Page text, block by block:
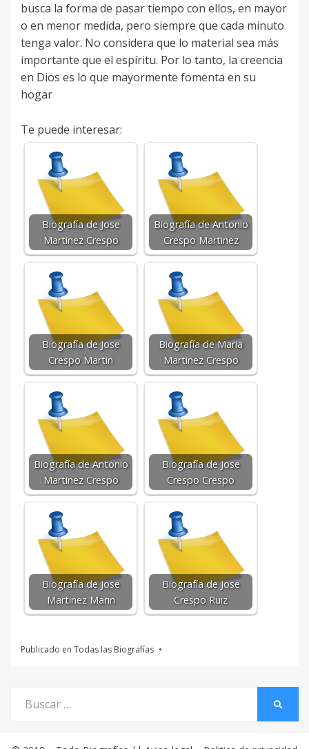
busca la forma de pasar tiempo con ellos, en mayor
o en menor medida, pero siempre que cada minuto
tenga valor. No considera que lo material sea más
importante que el espíritu. Por lo tanto, la creencia
en Dios es lo que mayormente fomenta en su
hogar
Te puede interesar:
Biografía de Jose
Martinez Crespo
Biografía de Antonio
Crespo Martinez
Biografía de Jose
Crespo Martin
Biografía de Maria
Martinez Crespo
Biografía de Antonio
Martinez Crespo
Biografía de Jose
Crespo Crespo
Biografía de Jose
Martinez Marin
Biografía de Jose
Crespo Ruiz
Publicado en Todas las Biografías
por: